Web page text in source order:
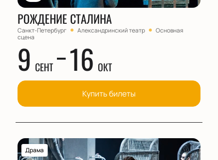
РОЖДЕНИЕ СТАЛИНА
Санкт-Петербург Александринский театр
Основная
сцена
9 СЕНТ 16 ОКТ
Купить билеты
Драма